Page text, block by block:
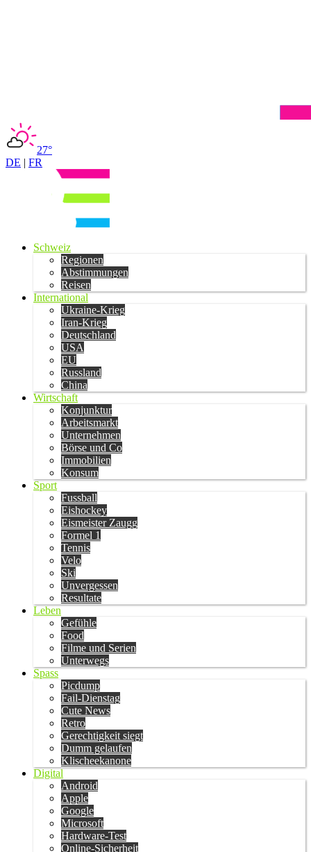
27°
DE | FR
Schweiz
Regionen
Abstimmungen
Reisen
International
Ukraine-Krieg
Iran-Krieg
Deutschland
USA
EU
Russland
China
Wirtschaft
Konjunktur
Arbeitsmarkt
Unternehmen
Börse und Co
Immobilien
Konsum
Sport
Fussball
Eishockey
Eismeister Zaugg
Formel 1
Tennis
Velo
Ski
Unvergessen
Resultate
Leben
Gefühle
Food
Filme und Serien
Unterwegs
Spass
Picdump
Fail-Dienstag
Cute News
Retro
Gerechtigkeit siegt
Dumm gelaufen
Klischeekanone
Digital
Android
Apple
Google
Microsoft
Hardware-Test
Online-Sicherheit